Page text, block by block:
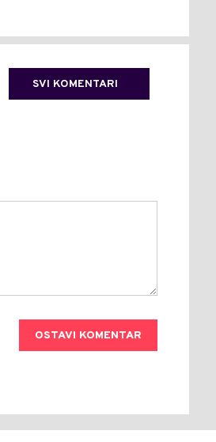
SVI KOMENTARI
OSTAVI KOMENTAR